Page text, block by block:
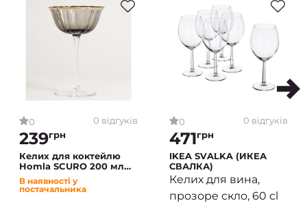
0 0 відгуків
239грн
Келих для коктейлю
Homla SCURO 200 мл
Чорний
В наявності у
постачальника
0 0 відгуків
471грн
IKEA SVALKA (ИКЕА
СВАЛКА)
Келих для вина,
прозоре скло, 60 cl